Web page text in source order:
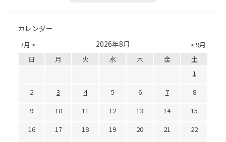
カレンダー
7月 < > 9月
2026年8月
日 月 火 水 木 金
土
1
2
3 4 5 6 7
8
9
10 11 12 13 14
15
16
17 18 19 20 21
22